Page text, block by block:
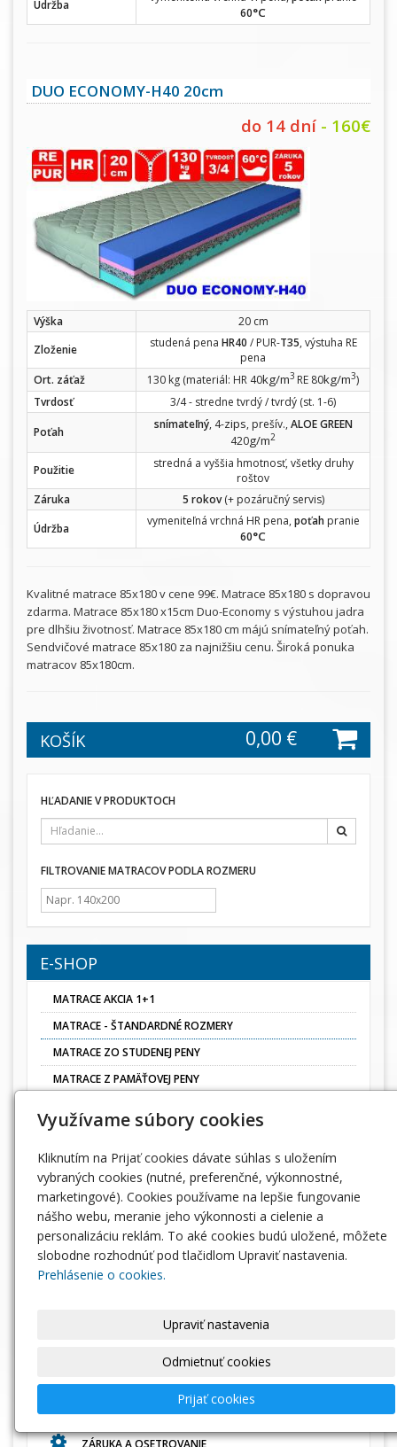
Údržba
60°C
DUO ECONOMY-H40 20cm
do 14 dní - 160€
Výška
20 cm
Zloženie
studená pena HR40 / PUR-T35, výstuha RE
pena
Ort. záťaž
130 kg (materiál: HR 40kg/m3 RE 80kg/m3)
Tvrdosť
3/4 - stredne tvrdý / tvrdý (st. 1-6)
Poťah
snímateľný, 4-zips, prešív., ALOE GREEN
420g/m2
Použitie
stredná a vyššia hmotnosť, všetky druhy
roštov
Záruka
5 rokov(+ pozáručný servis)
Údržba
vymeniteľná vrchná HR pena, poťahpranie
60°C
Kvalitné matrace 85x180 v cene 99€. Matrace 85x180 s dopravou
zdarma. Matrace 85x180 x15cm Duo-Economy s výstuhou jadra
pre dlhšiu životnosť. Matrace 85x180 cm májú snímateľný poťah.
Sendvičové matrace 85x180 za najnižšiu cenu. Široká ponuka
matracov 85x180cm.
KOŠÍK 0,00 €
HĽADANIE V PRODUKTOCH
FILTROVANIE MATRACOV PODLA ROZMERU
E-SHOP
MATRACE AKCIA 1+1
MATRACE - ŠTANDARDNÉ ROZMERY
MATRACE ZO STUDENEJ PENY
MATRACE Z PAMÄŤOVEJ PENY
MATRACE PRE DETI
LACNÉ MATRACE
VRCHNÉ MATRACE
PAPLÓNY
VANKÚŠE
DODACIE PODMIENKY
ZÁRUKA A OSETROVANIE
Využívame súbory cookies
Kliknutím na Prijať cookies dávate súhlas s uložením
vybraných cookies (nutné, preferenčné, výkonnostné,
marketingové). Cookies používame na lepšie fungovanie
nášho webu, meranie jeho výkonnosti a cielenie a
personalizáciu reklám. To aké cookies budú uložené, môžete
slobodne rozhodnúť pod tlačidlom Upraviť nastavenia.
Prehlásenie o cookies.
Upraviť nastavenia
Odmietnuť cookies
Prijať cookies